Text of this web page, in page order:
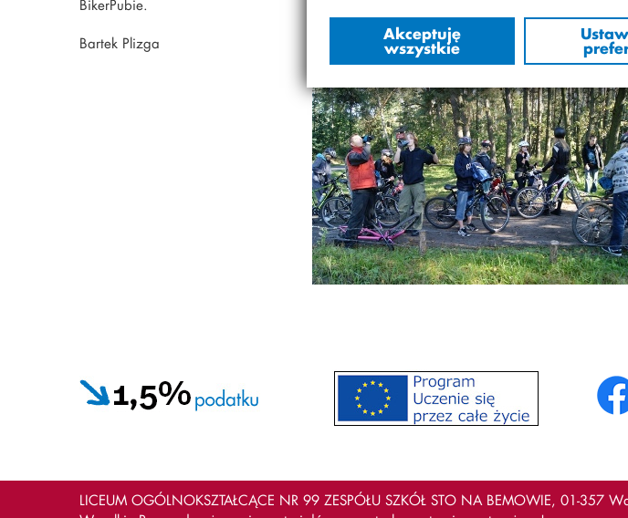
Akceptuję
wszystkie
BikerPubie.
Bartek Plizga
LICEUM OGÓLNOKSZTAŁCĄCE NR 99 ZESPÓŁU SZKÓŁ STO NA BEMOWIE, 01-357